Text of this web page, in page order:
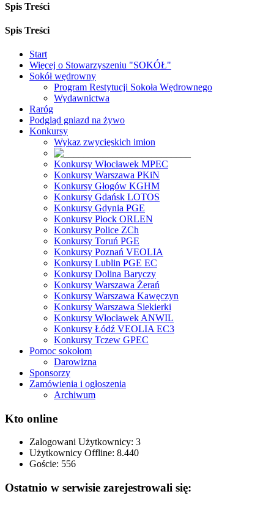
Spis Treści
Spis Treści
Start
Więcej o Stowarzyszeniu "SOKÓŁ"
Sokół wędrowny
Program Restytucji Sokoła Wędrownego
Wydawnictwa
Raróg
Podgląd gniazd na żywo
Konkursy
Wykaz zwycięskich imion
Konkursy Włocławek MPEC
Konkursy Warszawa PKiN
Konkursy Głogów KGHM
Konkursy Gdańsk LOTOS
Konkursy Gdynia PGE
Konkursy Płock ORLEN
Konkursy Police ZCh
Konkursy Toruń PGE
Konkursy Poznań VEOLIA
Konkursy Lublin PGE EC
Konkursy Dolina Baryczy
Konkursy Warszawa Żerań
Konkursy Warszawa Kawęczyn
Konkursy Warszawa Siekierki
Konkursy Włocławek ANWIL
Konkursy Łódź VEOLIA EC3
Konkursy Tczew GPEC
Pomoc sokołom
Darowizna
Sponsorzy
Zamówienia i ogłoszenia
Archiwum
Kto online
Zalogowani Użytkownicy: 3
Użytkownicy Offline: 8.440
Goście: 556
Ostatnio w serwisie zarejestrowali się: